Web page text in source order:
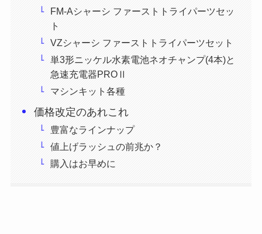
FM-Aシャーシ ファーストトライパーツセッ
ト
VZシャーシ ファーストトライパーツセット
単3形ニッケル水素電池ネオチャンプ(4本)と
急速充電器PROⅡ
マシンキット各種
価格改定のあれこれ
豊富なラインナップ
値上げラッシュの前兆か？
購入はお早めに